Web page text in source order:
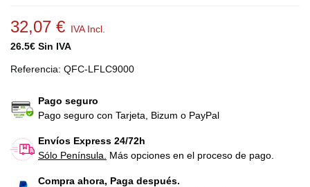
32,07 € IVA Incl.
26.5€ Sin IVA
Referencia: QFC-LFLC9000
Pago seguro
Pago seguro con Tarjeta, Bizum o PayPal
Envíos Express 24/72h
Sólo Península.
Más opciones en el proceso de pago.
Compra ahora, Paga después.